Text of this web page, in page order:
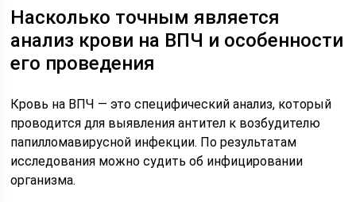
Насколько точным является
анализ крови на ВПЧ и особенности
его проведения
Кровь на ВПЧ — это специфический анализ, который
проводится для выявления антител к возбудителю
папилломавирусной инфекции. По результатам
исследования можно судить об инфицировании
организма.